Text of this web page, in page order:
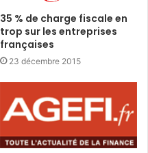
35 % de charge fiscale en
trop sur les entreprises
françaises
23 décembre 2015